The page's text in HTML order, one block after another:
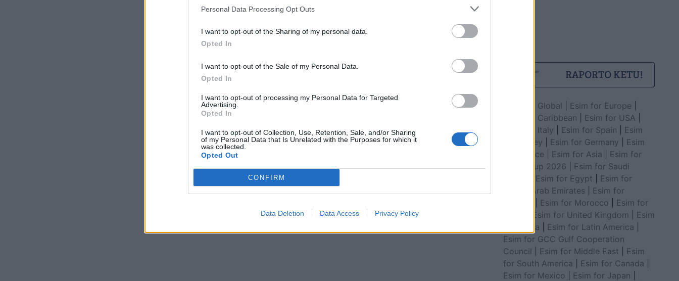
Personal Data Processing Opt Outs
I want to opt-out of the Sharing of my personal data.
Opted In
I want to opt-out of the Sale of my Personal Data.
Opted In
I want to opt-out of processing my Personal Data for Targeted
Advertising.
Opted In
I want to opt-out of Collection, Use, Retention, Sale, and/or Sharing
of my Personal Data that Is Unrelated with the Purposes for which it
was collected.
Opted Out
CONFIRM
Data Deletion Data Access Privacy Policy
Esim for Global Esim for Europe
Esim for Caribbean
Esim for USA
Esim for Italy
Esim for Spain
Esim
for Turkey
Esim for Germany
Esim
for Greece
Esim for Asia
Esim for
World Cup 2026
Esim for Saudi
Esim for Egypt
Esim for
United Arab Emirates
Esim for
Esim for Morocco
Esim for
Esim for United Kingdom
Esim
for Africa
Esim for Latin America
Esim for GCC Gulf Cooperation
Council
Esim for Middle East
Esim
for South America
Esim for Canada
Esim for Mexico
Esim for Japan